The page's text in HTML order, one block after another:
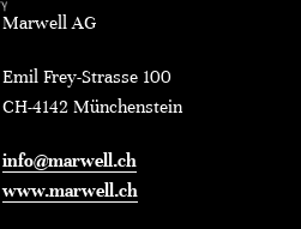
Marwell AG
Emil Frey-Strasse 100
CH-4142 Münchenstein
info@marwell.ch
www.marwell.ch